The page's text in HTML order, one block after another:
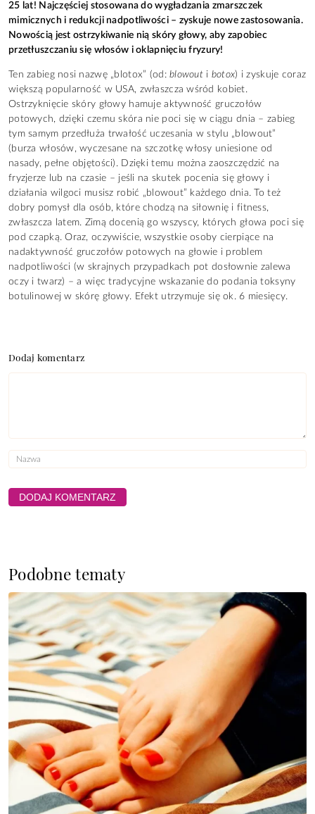
25 lat! Najczęściej stosowana do wygładzania zmarszczek
mimicznych i redukcji nadpotliwości – zyskuje nowe zastosowania.
Nowością jest ostrzykiwanie nią skóry głowy, aby zapobiec
przetłuszczaniu się włosów i oklapnięciu fryzury!
Ten zabieg nosi nazwę „blotox” (od:blowout i botox) i zyskuje coraz
większą popularność w USA, zwłaszcza wśród kobiet.
Ostrzyknięcie skóry głowy hamuje aktywność gruczołów
potowych, dzięki czemu skóra nie poci się w ciągu dnia – zabieg
tym samym przedłuża trwałość uczesania w stylu „blowout”
(burza włosów, wyczesane na szczotkę włosy uniesione od
nasady, pełne objętości). Dzięki temu można zaoszczędzić na
fryzjerze lub na czasie – jeśli na skutek pocenia się głowy i
działania wilgoci musisz robić „blowout” każdego dnia. To też
dobry pomysł dla osób, które chodzą na siłownię i fitness,
zwłaszcza latem. Zimą docenią go wszyscy, których głowa poci się
pod czapką. Oraz, oczywiście, wszystkie osoby cierpiące na
nadaktywność gruczołów potowych na głowie i problem
nadpotliwości (w skrajnych przypadkach pot dosłownie zalewa
oczy i twarz) – a więc tradycyjne wskazanie do podania toksyny
botulinowej w skórę głowy. Efekt utrzymuje się ok. 6 miesięcy.
Dodaj komentarz
Podobne tematy